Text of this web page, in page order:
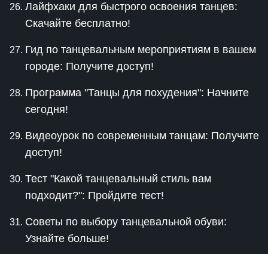
Лайфхаки для быстрого освоения танцев:
Скачайте бесплатно!
Гид по танцевальным мероприятиям в вашем
городе: Получите доступ!
Программа "Танцы для похудения": Начните
сегодня!
Видеоурок по современным танцам: Получите
доступ!
Тест "Какой танцевальный стиль вам
подходит?": Пройдите тест!
Советы по выбору танцевальной обуви:
Узнайте больше!